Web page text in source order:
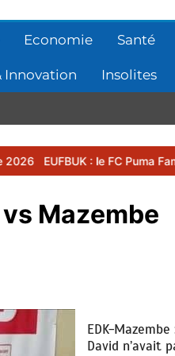
Economie Santé
Innovation Insolites
: le FC Puma Familia clôture la
Mazembe
EDK-
David n’avait